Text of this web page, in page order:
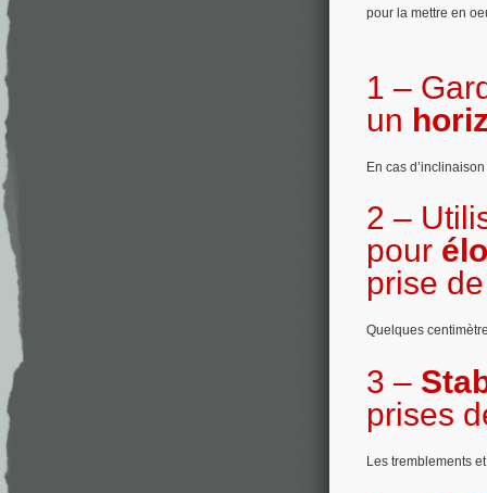
pour la mettre en
1 –
un
En cas
2 –
pour
prise
Quelques
3 –
prises
Les tremblements